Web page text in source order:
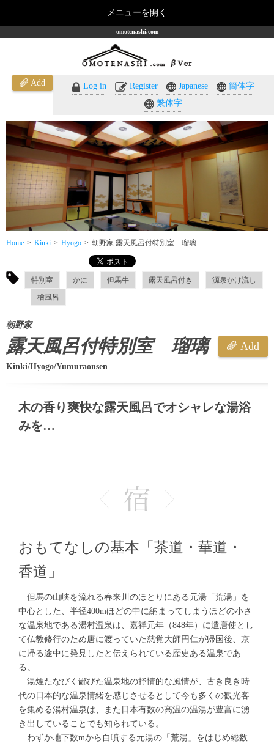
omotenashi.com
Add Log in Register Japanese
簡体字
繁体字
Home Kinki Hyogo 朝野家 露天風呂付特別室 瑠璃
特別室 かに 但馬牛 露天風呂付き
源泉かけ流し
檜風呂
朝野家
露天風呂付特別室 瑠璃 Add
Kinki/Hyogo/Yumuraonsen
木の香り爽快な露天風呂でオシャレな湯浴
みを…
おもてなしの基本「茶道・華道・
香道」
但馬の山峡を流れる春来川のほとりにある元湯「荒湯」を
中心とした、半径400mほどの中に納まってしまうほどの小さ
な温泉地である湯村温泉は、嘉祥元年（848年）に遣唐使とし
て仏教修行のため唐に渡っていた慈覚大師円仁が帰国後、京
に帰る途中に発見したと伝えられている歴史ある温泉であ
る。
湯煙たなびく鄙びた温泉地の抒情的な風情が、古き良き時
代の日本的な温泉情緒を感じさせるとして今も多くの観光客
を集める湯村温泉は、また日本有数の高温の温湯が豊富に湧
き出していることでも知られている。
わずか地下数mから自噴する元湯の「荒湯」をはじめ総数
メニューを開く